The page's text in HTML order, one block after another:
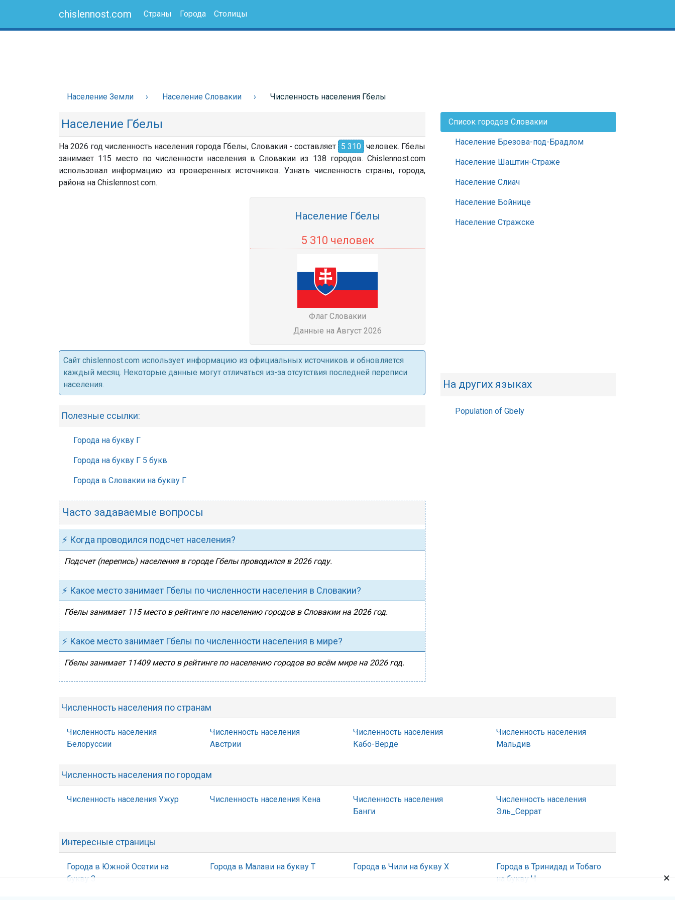
chislennost.com Страны Города Столицы
Население Земли Население Словакии Численность населения Гбелы
Население Гбелы
На 2026 год численность населения города Гбелы, Словакия - составляет 5 310 человек. Гбелы
занимает 115 место по численности населения в Словакии из 138 городов. Chislennost.com
использовал информацию из проверенных источников. Узнать численность страны, города,
района на Chislennost.com.
Население Гбелы
5 310 человек
Флаг Словакии
Данные на Август 2026
Cайт chislennost.com использует информацию из официальных источников и обновляется
каждый месяц. Некоторые данные могут отличаться из-за отсутствия последней переписи
населения.
Полезные ссылки:
Города на букву Г
Города на букву Г 5 букв
Города в Словакии на букву Г
Часто задаваемые вопросы
⚡ Когда проводился подсчет населения?
Подсчет (перепись) населения в городе Гбелы проводился в 2026 году.
⚡ Какое место занимает Гбелы по численности населения в Словакии?
Гбелы занимает 115 место в рейтинге по населению городов в Словакии на 2026 год.
⚡ Какое место занимает Гбелы по численности населения в мире?
Гбелы занимает 11409 место в рейтинге по населению городов во всём мире на 2026 год.
Список городов Словакии
Население Брезова-под-Брадлом
Население Шаштин-Страже
Население Слиач
Население Бойнице
Население Стражске
На других языках
Population of Gbely
Численность населения по странам
Численность населения
Белоруссии
Численность населения
Австрии
Численность населения
Кабо-Верде
Численность населения
Мальдив
Численность населения по городам
Численность населения Ужур Численность населения Кена
Численность населения
Банги
Численность населения
Эль_Серрат
Интересные страницы
Города в Южной Осетии на
букву З
Города в Малави на букву Т Города в Чили на букву Х
Города в Тринидад и Тобаго
на букву Ч
×